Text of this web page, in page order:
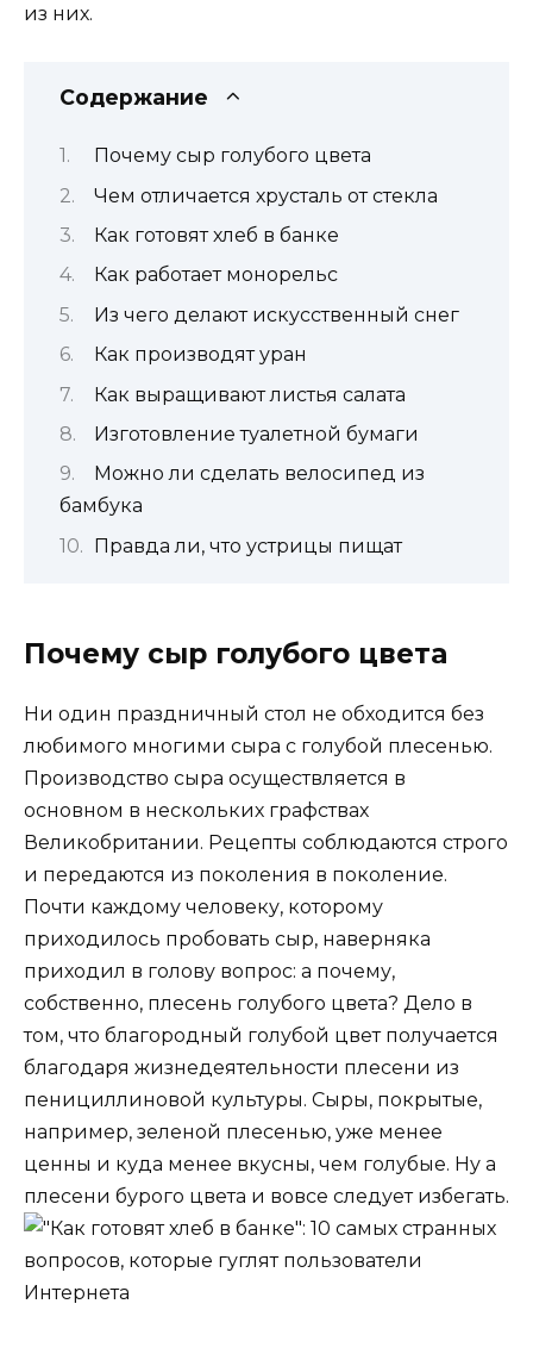
из них.
Содержание
Почему сыр голубого цвета
Чем отличается хрусталь от стекла
Как готовят хлеб в банке
Как работает монорельс
Из чего делают искусственный снег
Как производят уран
Как выращивают листья салата
Изготовление туалетной бумаги
Можно ли сделать велосипед из
бамбука
Правда ли, что устрицы пищат
Почему сыр голубого цвета
Ни один праздничный стол не обходится без
любимого многими сыра с голубой плесенью.
Производство сыра осуществляется в
основном в нескольких графствах
Великобритании. Рецепты соблюдаются строго
и передаются из поколения в поколение.
Почти каждому человеку, которому
приходилось пробовать сыр, наверняка
приходил в голову вопрос: а почему,
собственно, плесень голубого цвета? Дело в
том, что благородный голубой цвет получается
благодаря жизнедеятельности плесени из
пенициллиновой культуры. Сыры, покрытые,
например, зеленой плесенью, уже менее
ценны и куда менее вкусны, чем голубые. Ну а
плесени бурого цвета и вовсе следует избегать.